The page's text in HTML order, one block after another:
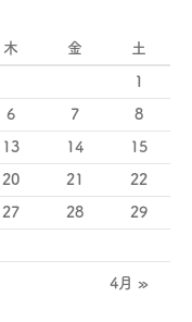
木 金 土
1
6 7 8
13 14 15
20 21 22
27 28 29
4月 »